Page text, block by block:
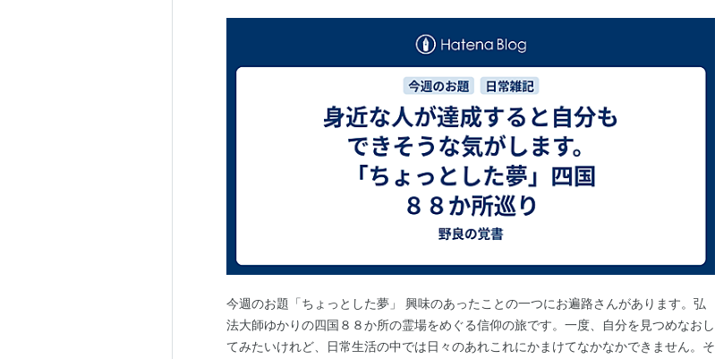
今週のお題「ちょっとした夢」 興味のあったことの一つにお遍路さんがあります。弘
法大師ゆかりの四国８８か所の霊場をめぐる信仰の旅です。一度、自分を見つめなおし
てみたいけれど、日常生活の中では日々のあれこれにかまけてなかなかできません。そ